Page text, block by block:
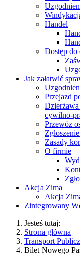
Handel
Dostęp do
Jak załatwić
Przejazd
cywilno-
Przewóz
Zasady
O firmie
Akcja Zima
Akcja
Zintegrowany
Jesteś tutaj:
Strona główna
Transport
Bilet Nowego